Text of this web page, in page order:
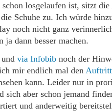
losgelaufen ist, sitzt
Schuhe zu. Ich würde
noch nicht ganz
dann besser machen.
via Infobib noch der
mir endlich mal den Auftritt
kann. Leider nur in
sich aber schon jemand
und anderweitig